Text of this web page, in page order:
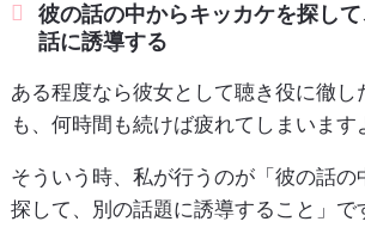
彼の話の中からキッカケを探し
話に誘導する
ある程度なら彼女として聴き役に徹し
も、何時間も続けば疲れてしまいます
そういう時、私が行うのが「彼の話の
探して、別の話題に誘導すること」で